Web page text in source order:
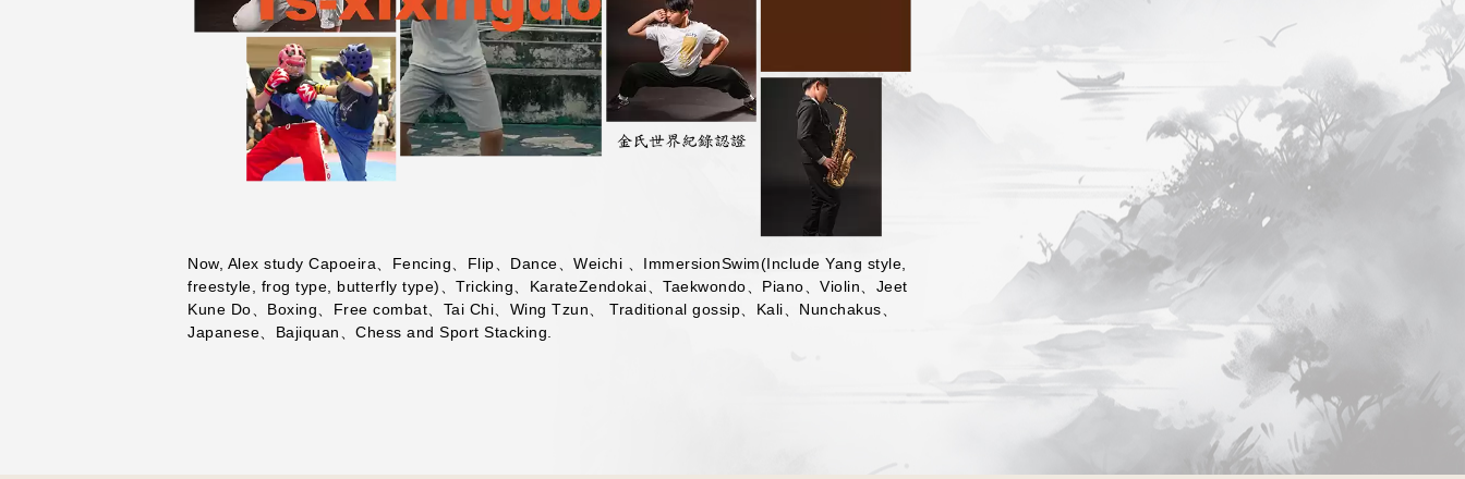
Now, Alex study Capoeira、Fencing、Flip、Dance、Weichi 、ImmersionSwim(Include Yang style,
freestyle, frog type, butterfly type)、Tricking、KarateZendokai、Taekwondo、Piano、Violin、Jeet
Kune Do、Boxing、Free combat、Tai Chi、Wing Tzun、 Traditional gossip、Kali、Nunchakus、
Japanese、Bajiquan、Chess and Sport Stacking.​